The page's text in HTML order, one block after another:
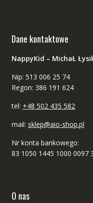
Dane kontaktowe
NappyKid – MichaŁ
Nip: 513 006 25 74
Regon: 386 191 624
tel: +48 502 435 582
mail: sklep@aio-shop.pl
Nr konta bankowego:
83 1050 1445 1000 0097
O nas